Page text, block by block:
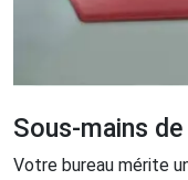
Sous-mains de
Votre bureau mérite